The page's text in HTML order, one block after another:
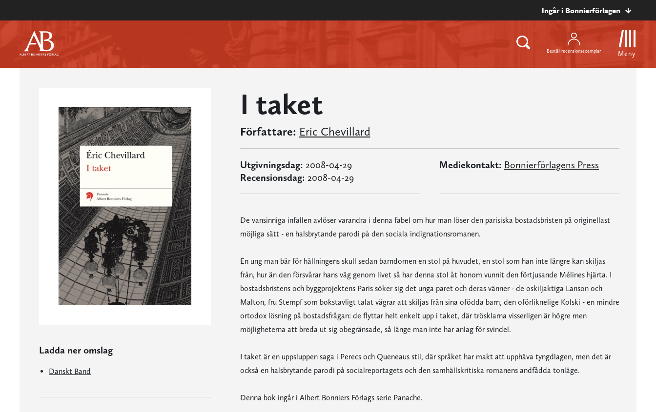
Ingår i Bonnierförlagen
Beställ recensionsexemplar Meny
Ladda ner omslag
Danskt Band
I taket
Författare: Eric Chevillard
Utgivningsdag: 2008-04-29
Recensionsdag: 2008-04-29
Mediekontakt: Bonnierförlagens Press
De vansinniga infallen avlöser varandra i denna fabel om hur man löser den parisiska bostadsbristen på originellast
möjliga sätt - en halsbrytande parodi på den sociala indignationsromanen.
En ung man bär för hållningens skull sedan barndomen en stol på huvudet, en stol som han inte längre kan skiljas
från, hur än den försvårar hans väg genom livet så har denna stol åt honom vunnit den förtjusande Mélines hjärta. I
bostadsbristens och byggprojektens Paris söker sig det unga paret och deras vänner - de oskiljaktiga Lanson och
Malton, fru Stempf som bokstavligt talat vägrar att skiljas från sina ofödda barn, den oförliknelige Kolski - en mindre
ortodox lösning på bostadsfrågan: de flyttar helt enkelt upp i taket, där trösklarna visserligen är högre men
möjligheterna att breda ut sig obegränsade, så länge man inte har anlag för svindel.
I taket är en uppsluppen saga i Perecs och Queneaus stil, där språket har makt att upphäva tyngdlagen, men det är
också en halsbrytande parodi på socialreportagets och den samhällskritiska romanens andfådda tonläge.
Denna bok ingår i Albert Bonniers Förlags serie Panache.